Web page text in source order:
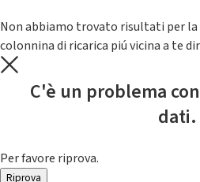
Non abbiamo trovato risultati per la
colonnina di ricarica piú vicina a te
C'è un problema
dati.
Per favore riprova.
Riprova